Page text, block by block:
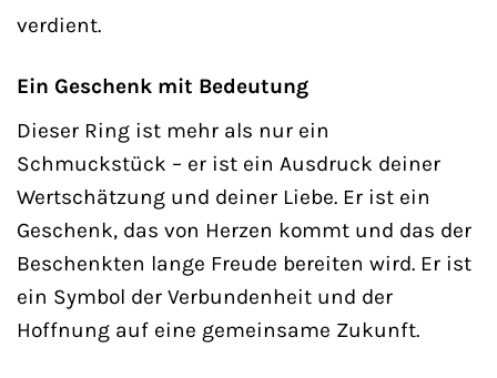
verdient.
Ein Geschenk mit Bedeutung
Dieser Ring ist mehr als nur ein
Schmuckstück – er ist ein Ausdruck deiner
Wertschätzung und deiner Liebe. Er ist ein
Geschenk, das von Herzen kommt und das der
Beschenkten lange Freude bereiten wird. Er ist
ein Symbol der Verbundenheit und der
Hoffnung auf eine gemeinsame Zukunft.